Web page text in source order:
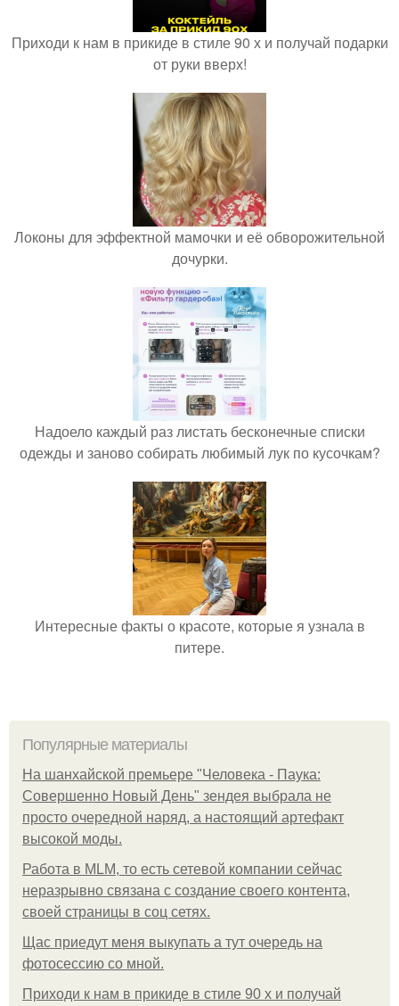
Приходи к нам в прикиде в стиле 90 х и получай подарки
от руки вверх!
Локоны для эффектной мамочки и её обворожительной
дочурки.
Надоело каждый раз листать бесконечные списки
одежды и заново собирать любимый лук по кусочкам?
Интересные факты о красоте, которые я узнала в
питере.
Популярные материалы
На шанхайской премьере "Человека - Паука:
Совершенно Новый День" зендея выбрала не
просто очередной наряд, а настоящий артефакт
высокой моды.
Работа в MLM, то есть сетевой компании сейчас
неразрывно связана с создание своего контента,
своей страницы в соц сетях.
Щас приедут меня выкупать а тут очередь на
фотосессию со мной.
Приходи к нам в прикиде в стиле 90 х и получай